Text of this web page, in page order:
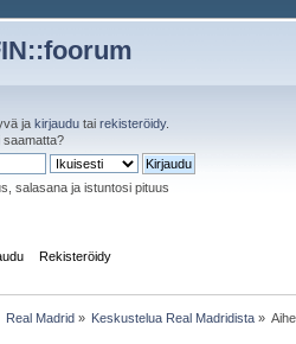
ja kirjaudu tai rekisteröidy.
saamatta?
salasana ja istuntosi pituus
Rekisteröidy
Real Madrid» Keskustelua Real Madridista»